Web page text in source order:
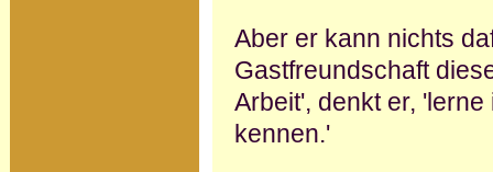
Aber er kann nichts
Gastfreundschaft
Arbeit', denkt er,
kennen.'